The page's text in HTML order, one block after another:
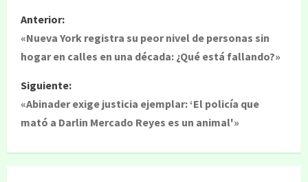
Anterior:
«Nueva York registra su peor nivel de personas sin
hogar en calles en una década: ¿Qué está fallando?»
Siguiente:
«Abinader exige justicia ejemplar: ‘El policía que
mató a Darlin Mercado Reyes es un animal'»